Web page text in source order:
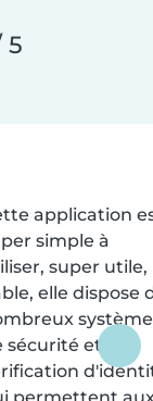
5
application
simple à
super utile,
elle dispose
sécurité et de
permettent